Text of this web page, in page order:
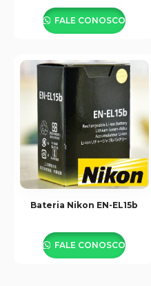
FALE CONOSCO
Bateria Nikon EN-EL15b
FALE CONOSCO